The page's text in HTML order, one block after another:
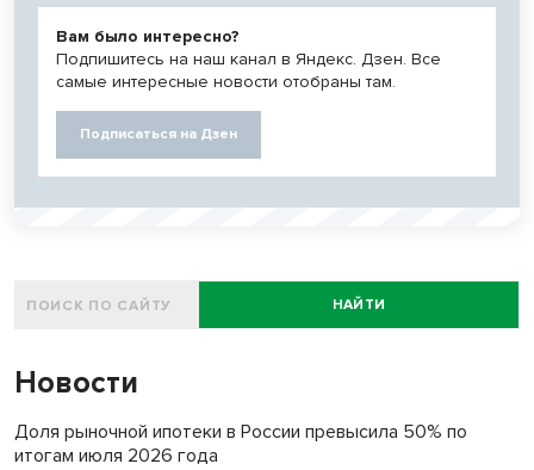
Вам было интересно?
Подпишитесь на наш канал в Яндекс. Дзен. Все
самые интересные новости отобраны там.
Подписаться на Дзен
НАЙТИ
Новости
Доля рыночной ипотеки в России превысила 50% по
итогам июля 2026 года